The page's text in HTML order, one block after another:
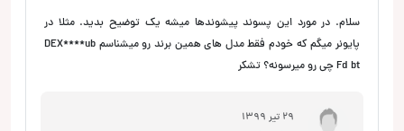
سلام. در مورد این پسوند پیشوندها میشه یک توضیح بدید. مثلا در
پایونر میگم که خودم فقط مدل های همین برند رو میشناسم DEX****ub
Fd bt چی رو میرسونه؟ تشکر
29 تیر 1399